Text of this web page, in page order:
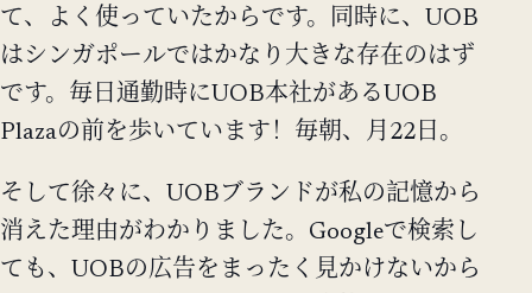
て、よく使っていたからです。同時に、UOB
はシンガポールではかなり大きな存在のはず
です。毎日通勤時にUOB本社があるUOB
Plazaの前を歩いています！毎朝、月22日。
そして徐々に、UOBブランドが私の記憶から
消えた理由がわかりました。Googleで検索し
ても、UOBの広告をまったく見かけないから